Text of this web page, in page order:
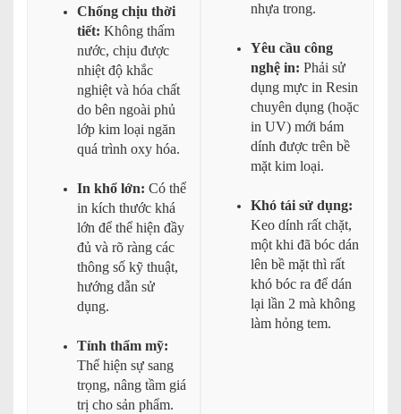
Chống chịu thời
tiết: Không thấm
nước, chịu được
nhiệt độ khắc
nghiệt và hóa chất
do bên ngoài phủ
lớp kim loại ngăn
quá trình oxy hóa.
In khổ lớn: Có thể
in kích thước khá
lớn để thể hiện đầy
đủ và rõ ràng các
thông số kỹ thuật,
hướng dẫn sử
dụng.
Tính thẩm mỹ:
Thể hiện sự sang
trọng, nâng tầm giá
trị cho sản phẩm.
nhựa trong.
Yêu cầu công
nghệ in: Phải sử
dụng mực in Resin
chuyên dụng (hoặc
in UV) mới bám
dính được trên bề
mặt kim loại.
Khó tái sử dụng:
Keo dính rất chặt,
một khi đã bóc dán
lên bề mặt thì rất
khó bóc ra để dán
lại lần 2 mà không
làm hỏng tem.